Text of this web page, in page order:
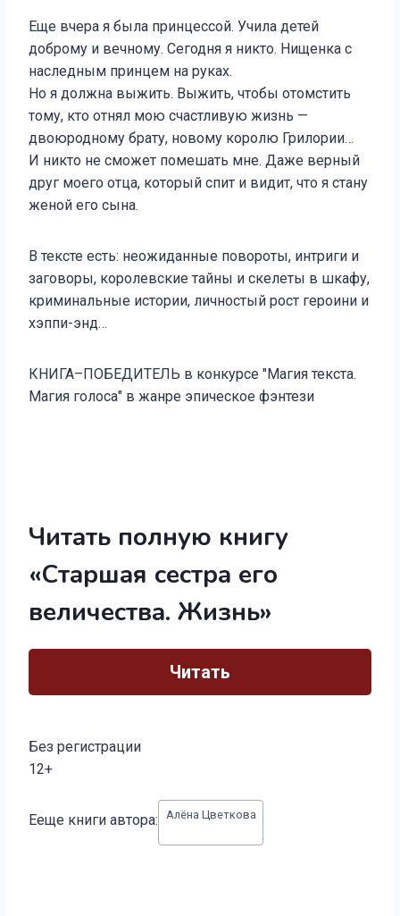
Еще вчера я была принцессой. Учила детей
доброму и вечному. Сегодня я никто. Нищенка с
наследным принцем на руках.
Но я должна выжить. Выжить, чтобы отомстить
тому, кто отнял мою счастливую жизнь —
двоюродному брату, новому королю Грилории…
И никто не сможет помешать мне. Даже верный
друг моего отца, который спит и видит, что я стану
женой его сына.
В тексте есть: неожиданные повороты, интриги и
заговоры, королевские тайны и скелеты в шкафу,
криминальные истории, личностый рост героини и
хэппи-энд…
КНИГА–ПОБЕДИТЕЛЬ в конкурсе "Магия текста.
Магия голоса" в жанре эпическое фэнтези
Читать полную книгу
«Старшая сестра его
величества. Жизнь»
Читать
Без регистрации
12+
записи:
Ееще книги автора: Алёна Цветкова